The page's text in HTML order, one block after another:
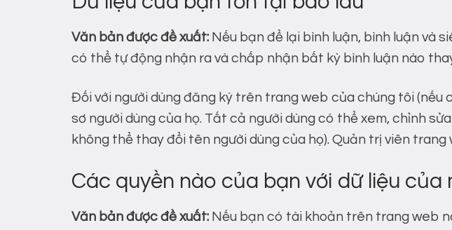
Văn bản được đề xuất: Nếu bạn để lại bình luận, bình luận và
có thể tự động nhận ra và chấp nhận bất kỳ bình luận nào
Đối với người dùng đăng ký trên trang web của chúng tôi
sơ người dùng của họ. Tất cả người dùng có thể xem, chỉnh
không thể thay đổi tên người dùng của họ). Quản trị viên
Các quyền nào của bạn với dữ liệu của
Văn bản được đề xuất: Nếu bạn có tài khoản trên trang web